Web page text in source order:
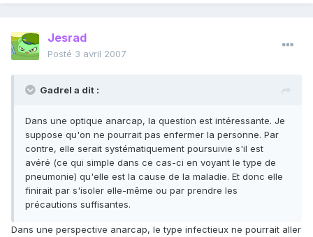
Jesrad
Posté 3 avril 2007
Gadrel a dit :
Dans une optique anarcap, la question est intéressante. Je
suppose qu'on ne pourrait pas enfermer la personne. Par
contre, elle serait systématiquement poursuivie s'il est
avéré (ce qui simple dans ce cas-ci en voyant le type de
pneumonie) qu'elle est la cause de la maladie. Et donc elle
finirait par s'isoler elle-même ou par prendre les
précautions suffisantes.
Dans une perspective anarcap, le type infectieux ne pourrait aller